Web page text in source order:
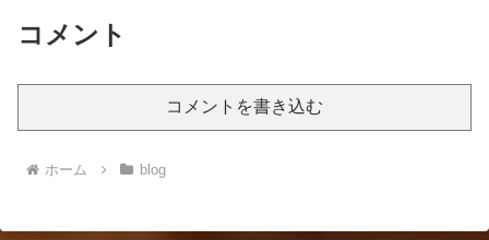
コメント
コメントを書き込む
ホーム blog